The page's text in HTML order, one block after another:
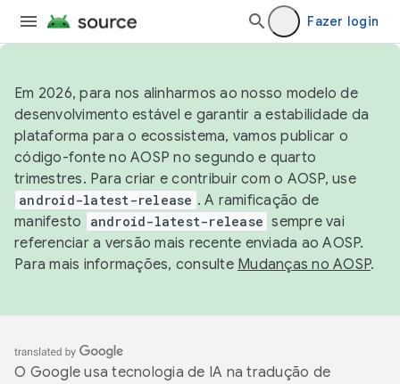
Fazer login
Em 2026, para nos alinharmos ao nosso modelo de
desenvolvimento estável e garantir a estabilidade da
plataforma para o ecossistema, vamos publicar o
código-fonte no AOSP no segundo e quarto
trimestres. Para criar e contribuir com o AOSP, use
android-latest-release . A ramificação de
manifesto
android-latest-release sempre vai
referenciar a versão mais recente enviada ao AOSP.
Para mais informações, consulte Mudanças no AOSP.
O Google usa tecnologia de IA na tradução de